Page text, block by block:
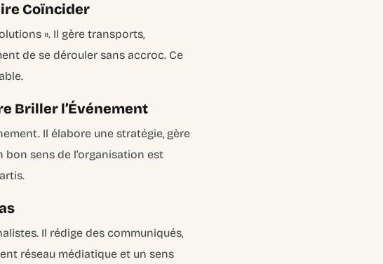
Coïncider
». Il gère transports,
de se dérouler sans accroc. Ce
Briller l’Événement
Il élabore une stratégie, gère
bon sens de l’organisation est
Il rédige des communiqués,
réseau médiatique et un sens